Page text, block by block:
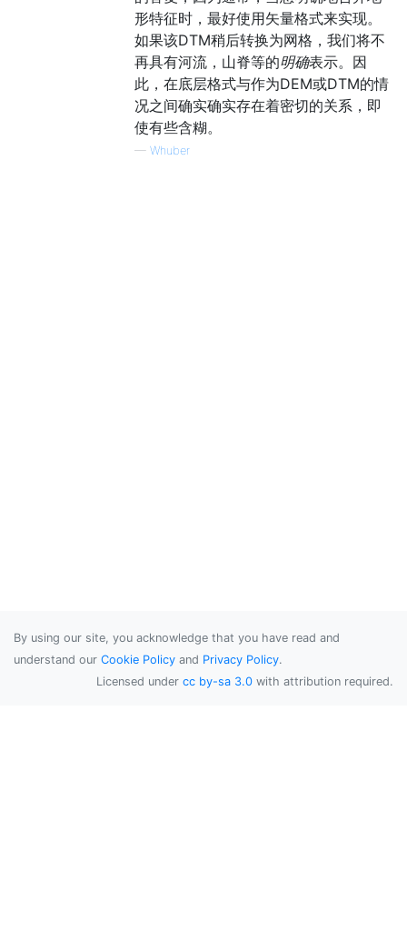
形特征时，最好使用矢量格式来实现。
如果该DTM稍后转换为网格，我们将不
再具有河流，山脊等的明确表示。因
此，在底层格式与作为DEM或DTM的情
况之间确实确实存在着密切的关系，即
使有些含糊。
— Whuber
By using our site, you acknowledge that you have read and
understand our Cookie Policy and Privacy Policy.
Licensed under cc by-sa 3.0 with attribution required.